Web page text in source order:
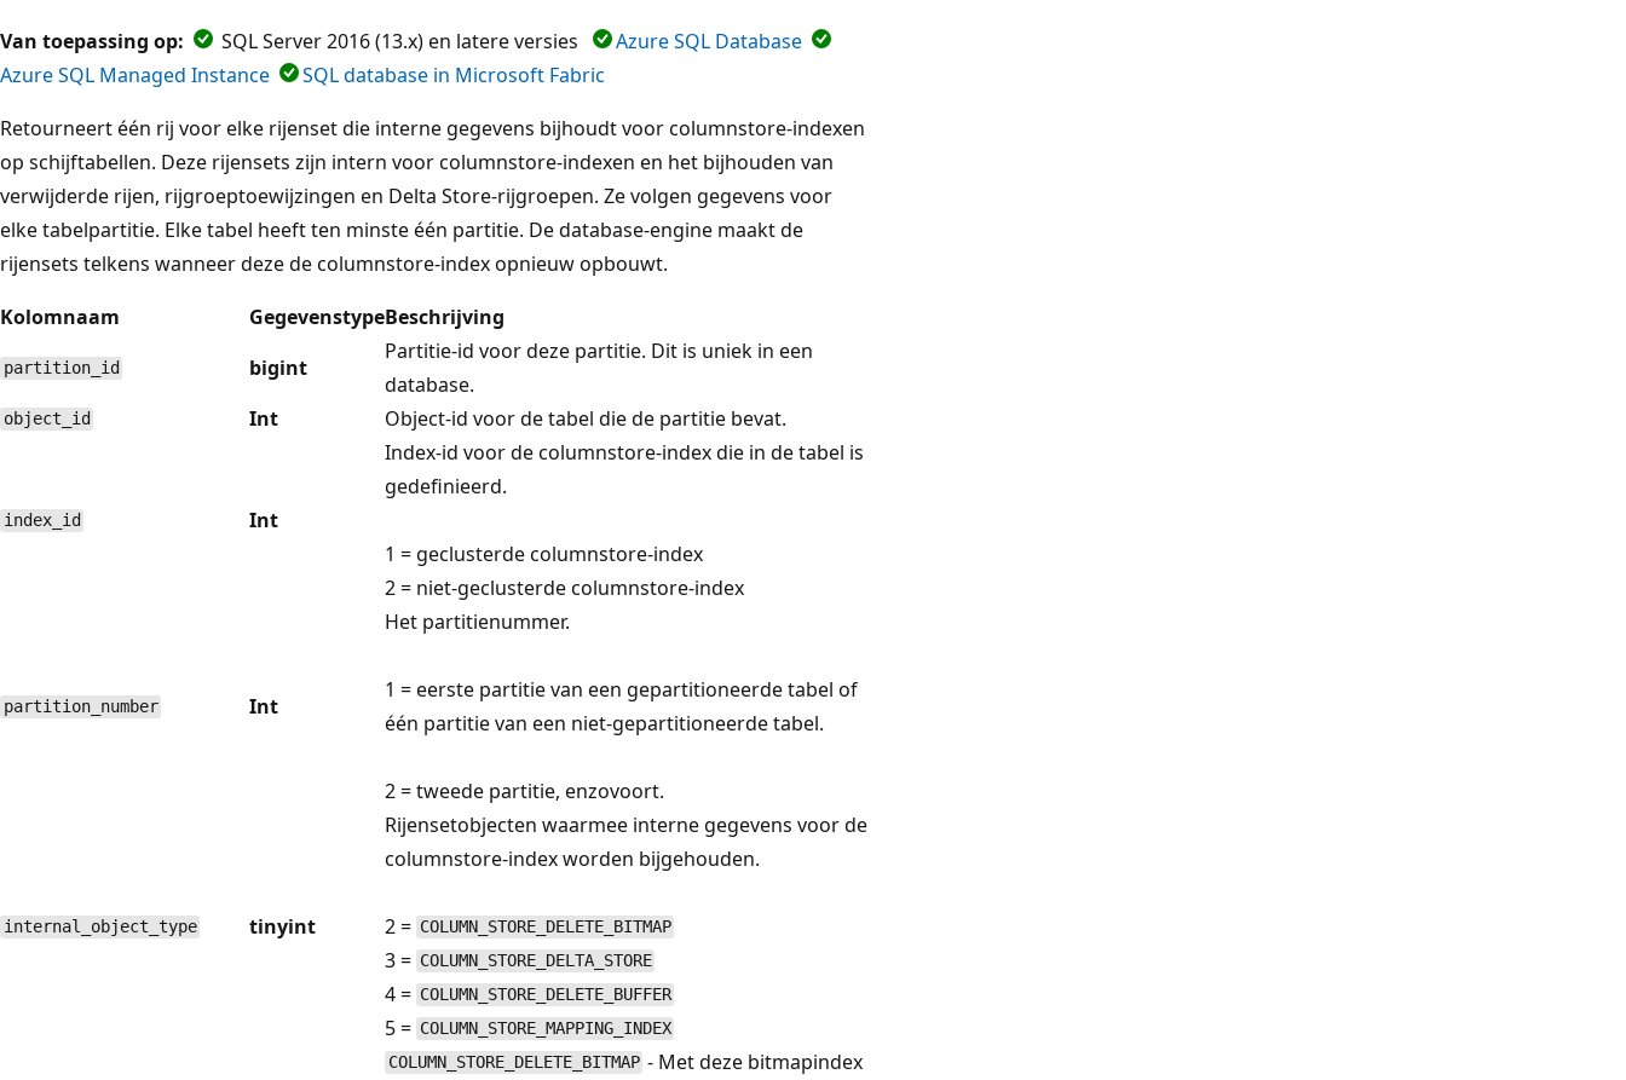
Van toepassing op: SQL Server 2016 (13.x) en latere versies
Azure SQL Database
Azure SQL Managed Instance
SQL database in Microsoft Fabric
Retourneert één rij voor elke rijenset die interne gegevens bijhoudt voor columnstore-indexen
op schijftabellen. Deze rijensets zijn intern voor columnstore-indexen en het bijhouden van
verwijderde rijen, rijgroeptoewijzingen en Delta Store-rijgroepen. Ze volgen gegevens voor
elke tabelpartitie. Elke tabel heeft ten minste één partitie. De database-engine maakt de
rijensets telkens wanneer deze de columnstore-index opnieuw opbouwt.
Kolomnaam
GegevenstypeBeschrijving
partition_id bigint
Partitie-id voor deze partitie. Dit is uniek in een
database.
object_id Int Object-id voor de tabel die de partitie bevat.
index_id Int
Index-id voor de columnstore-index die in de tabel is
gedefinieerd.
1 = geclusterde columnstore-index
2 = niet-geclusterde columnstore-index
partition_number Int
Het partitienummer.
1 = eerste partitie van een gepartitioneerde tabel of
één partitie van een niet-gepartitioneerde tabel.
2 = tweede partitie, enzovoort.
internal_object_type tinyint
Rijensetobjecten waarmee interne gegevens voor de
columnstore-index worden bijgehouden.
2 = COLUMN_STORE_DELETE_BITMAP
3 = COLUMN_STORE_DELTA_STORE
4 = COLUMN_STORE_DELETE_BUFFER
5 = COLUMN_STORE_MAPPING_INDEX
COLUMN_STORE_DELETE_BITMAP - Met deze bitmapindex